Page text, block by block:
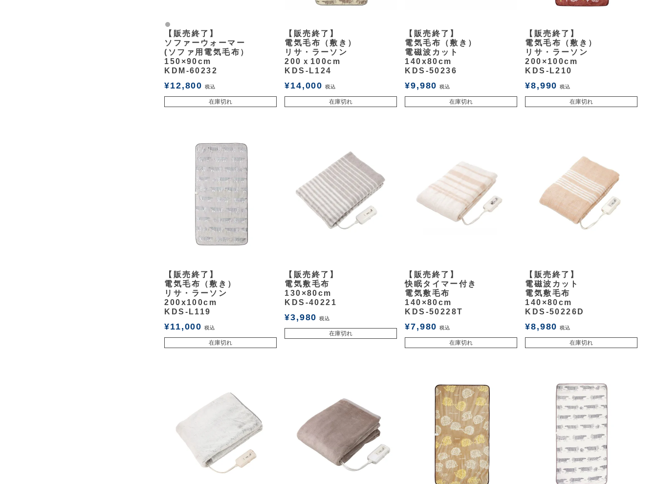
グレー
【販売終了】
ソファーウォーマー
(ソファ用電気毛布）
150×90cm
KDM-60232
¥12,800 税込
在庫切れ
【販売終了】
電気毛布（敷き）
リサ・ラーソン
200ｘ100cm
KDS-L124
¥14,000 税込
在庫切れ
【販売終了】
電気毛布（敷き）
電磁波カット
140x80cm
KDS-50236
¥9,980 税込
在庫切れ
【販売終了】
電気毛布（敷き）
リサ・ラーソン
200×100cm
KDS-L210
¥8,990 税込
在庫切れ
【販売終了】
電気毛布（敷き）
リサ・ラーソン
200x100cm
KDS-L119
¥11,000 税込
在庫切れ
【販売終了】
電気敷毛布
130×80cm
KDS-40221
¥3,980 税込
在庫切れ
【販売終了】
快眠タイマー付き
電気敷毛布
140×80cm
KDS-50228T
¥7,980 税込
在庫切れ
【販売終了】
電磁波カット
電気敷毛布
140×80cm
KDS-50226D
¥8,980 税込
在庫切れ